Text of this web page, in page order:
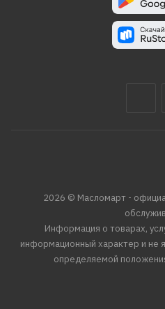
2026 © Масломарт -
Информация о товарах,
информационный характер и не
определяемой